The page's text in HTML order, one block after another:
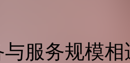
与服务规模